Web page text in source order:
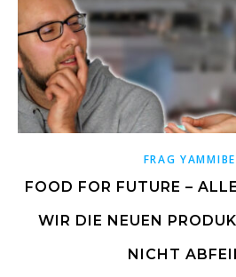
FRAG
FOOD FOR FUTURE –
WIR DIE NEUEN
NICHT